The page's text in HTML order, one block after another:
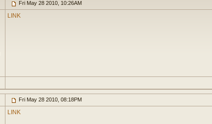
Fri May 28 2010, 10:26AM
LINK
Fri May 28 2010, 08:18PM
LINK